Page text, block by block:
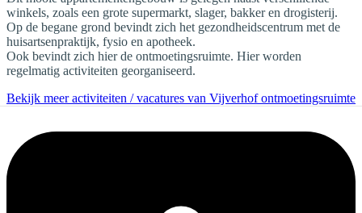
winkels, zoals een grote supermarkt, slager, bakker en drogisterij.
Op de begane grond bevindt zich het gezondheidscentrum met de
huisartsenpraktijk, fysio en apotheek.
Ook bevindt zich hier de ontmoetingsruimte. Hier worden
regelmatig activiteiten georganiseerd.
Bekijk meer activiteiten / vacatures van Vijverhof ontmoetingsruimte